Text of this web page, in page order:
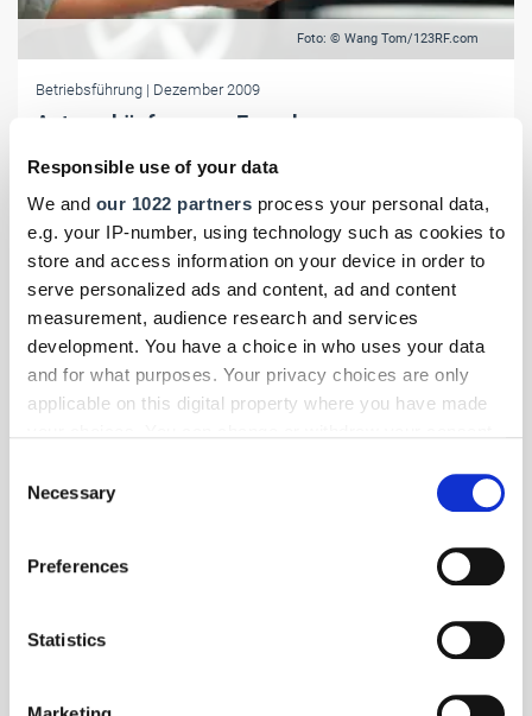
Responsible use of your data
We and our 1022 partners process your personal data,
e.g. your IP-number, using technology such as cookies to
store and access information on your device in order to
serve personalized ads and content, ad and content
measurement, audience research and services
development. You have a choice in who uses your data
and for what purposes. Your privacy choices are only
applicable on this digital property where you have made
the Privacy trigger icon.
Collect information about your geographical location
Identify your device by actively scanning it for
Find out more about how your personal data is processed
Selection
Necessary
Preferences
Statistics
Foto: © Wang Tom/123RF.com
Betriebsführung | Dezember 2009
Autoverkäufer muss Erwerb von
gebrauchten Pkw den Käufer darüber aufklären muss, dass er das
Fahrzeug kurze Zeit vor dem Weiterverkauf von einem nicht im Kfz-
Brief eingetragenen "fliegenden Zwischenhändler" erworben hat.
Foto: © lsaloni/123RF.com